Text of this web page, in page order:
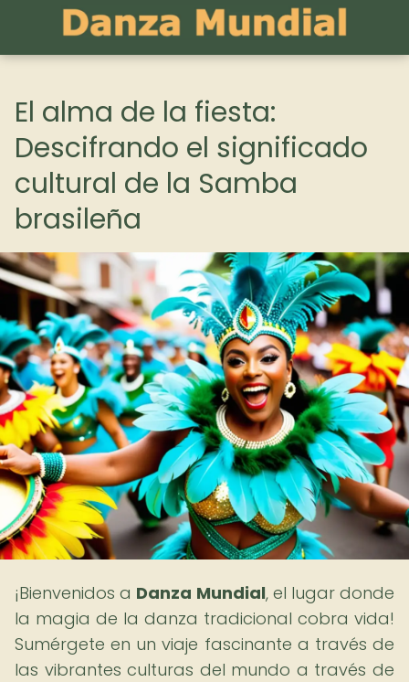
El alma de la fiesta:
Descifrando el significado
cultural de la Samba
brasileña
¡Bienvenidos a Danza Mundial, el lugar donde
la magia de la danza tradicional cobra vida!
Sumérgete en un viaje fascinante a través de
las vibrantes culturas del mundo a través de